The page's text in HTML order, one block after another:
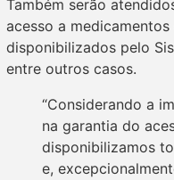
Também serão
acesso a
disponibilizados pelo
entre outros casos.
“Considerando a
na garantia do
disponibilizamos
e,